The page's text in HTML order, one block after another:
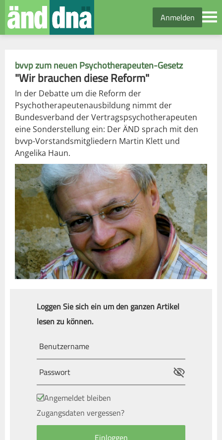
Anmelden
bvvp zum neuen Psychotherapeuten-Gesetz
"Wir brauchen diese Reform"
In der Debatte um die Reform der
Psychotherapeutenausbildung nimmt der
Bundesverband der Vertragspsychotherapeuten
eine Sonderstellung ein: Der ÄND sprach mit den
bvvp-Vorstandsmitgliedern Martin Klett und
Angelika Haun.
Loggen Sie sich ein um den ganzen Artikel
lesen zu können.
Angemeldet bleiben
Zugangsdaten vergessen?